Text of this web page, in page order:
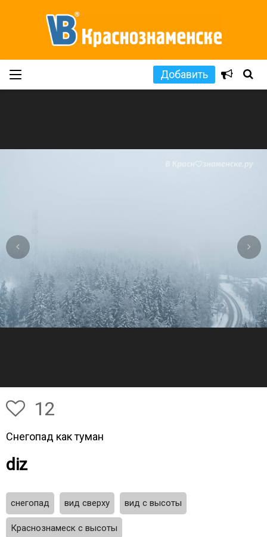
Добавить
12
Снегопад как туман
diz
снегопад вид сверху вид с высоты
Краснознамеск с высоты